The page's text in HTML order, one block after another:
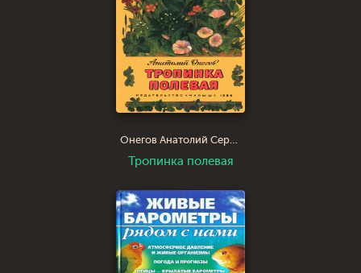
Онегов Анатолий Сергеевич
Тропинка полевая